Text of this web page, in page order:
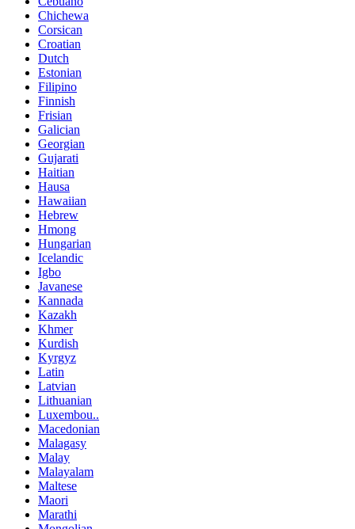
Chichewa
Corsican
Croatian
Dutch
Estonian
Filipino
Finnish
Frisian
Galician
Georgian
Gujarati
Haitian
Hausa
Hawaiian
Hebrew
Hmong
Hungarian
Icelandic
Igbo
Javanese
Kannada
Kazakh
Khmer
Kurdish
Kyrgyz
Latin
Latvian
Lithuanian
Luxembou..
Macedonian
Malagasy
Malay
Malayalam
Maltese
Maori
Marathi